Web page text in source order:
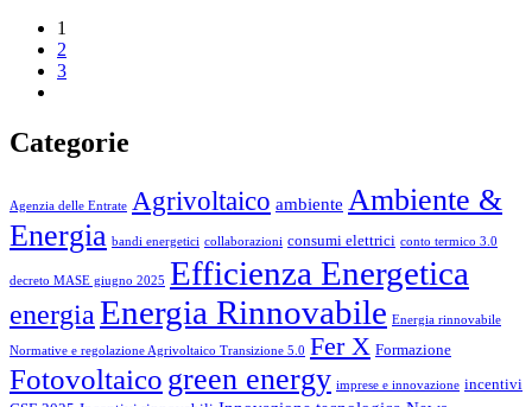
1
2
3
Categorie
Agenzia delle Entrate Agrivoltaico ambiente Ambiente &
Energia bandi energetici collaborazioni consumi elettrici conto termico 3.0
decreto MASE giugno 2025 Efficienza Energetica
energia Energia Rinnovabile Energia rinnovabile
Normative e regolazione Agrivoltaico Transizione 5.0 Fer X Formazione
Fotovoltaico green energy imprese e innovazione incentivi